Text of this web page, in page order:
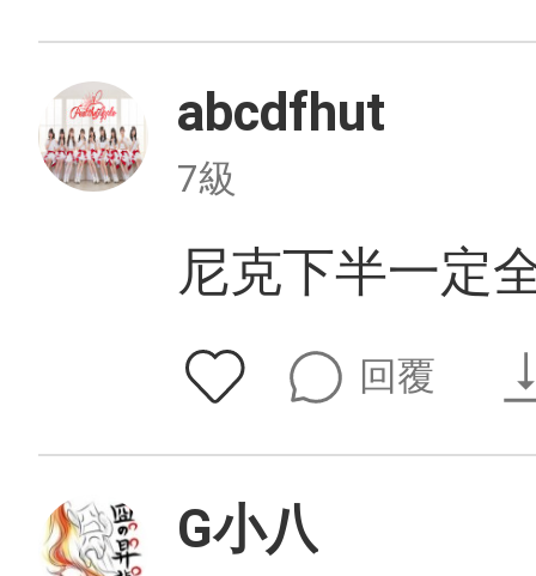
abcdfhut
7級
尼克下半一定
回覆
G小八